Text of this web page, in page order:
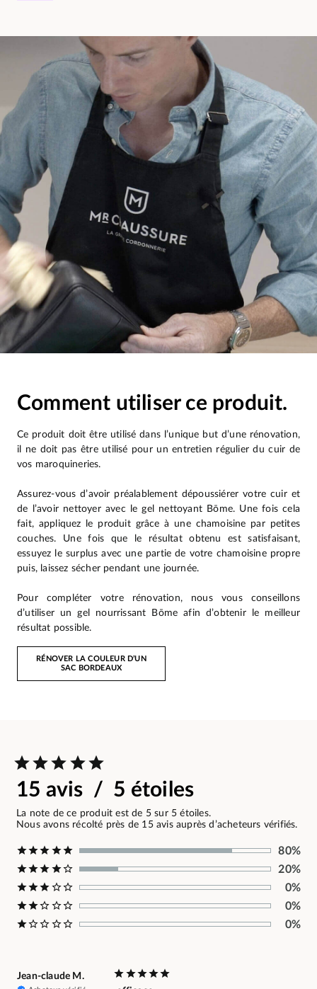
Comment utiliser ce produit.
Ce produit doit être utilisé dans l’unique but d’une rénovation,
il ne doit pas être utilisé pour un entretien régulier du cuir de
vos maroquineries.
Assurez-vous d’avoir préalablement dépoussiérer votre cuir et
de l’avoir nettoyer avec le gel nettoyant Bōme. Une fois cela
fait, appliquez le produit grâce à une chamoisine par petites
couches. Une fois que le résultat obtenu est satisfaisant,
essuyez le surplus avec une partie de votre chamoisine propre
puis, laissez sécher pendant une journée.
Pour compléter votre rénovation, nous vous conseillons
d’utiliser un gel nourrissant Bōme afin d’obtenir le meilleur
résultat possible.
RÉNOVER LA COULEUR D’UN
SAC BORDEAUX
15 avis / 5 étoiles
La note de ce produit est de 5 sur 5 étoiles.
Nous avons récolté près de 15 avis auprès d’acheteurs vérifiés.
80%
20%
0%
0%
0%
Jean-claude M.